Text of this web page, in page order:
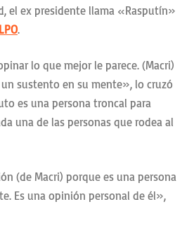
el ex presidente llama «Rasputín»
.
lo que mejor le parece. (Macri)
sustento en su mente», lo cruzó
es una persona troncal para
una de las personas que rodea al
(de Macri) porque es una persona
Es una opinión personal de él»,